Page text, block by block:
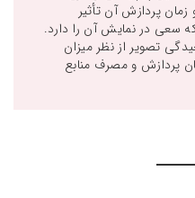
پردازش آن تأثیر
سعی در نمایش آن را دارد.
تصویر از نظر میزان
پردازش و مصرف منابع